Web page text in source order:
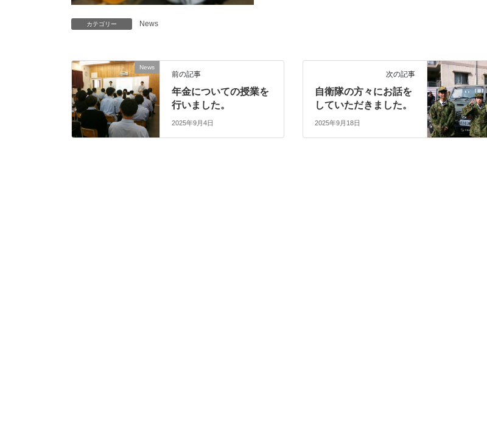
カテゴリー News
News
前の記事
年金についての授業を
行いました。
2025年9月4日
次の記事
自衛隊の方々にお話を
していただきました。
2025年9月18日